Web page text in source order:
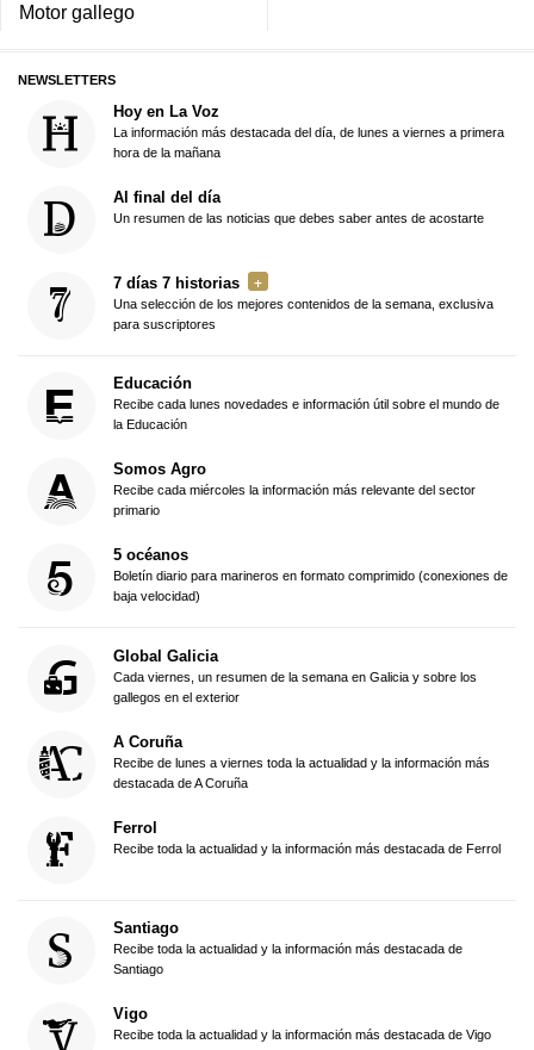
Motor gallego
NEWSLETTERS
Hoy en La Voz
La información más destacada del día, de lunes a viernes a primera
hora de la mañana
Al final del día
Un resumen de las noticias que debes saber antes de acostarte
7 días 7 historias
Una selección de los mejores contenidos de la semana, exclusiva
para suscriptores
Educación
Recibe cada lunes novedades e información útil sobre el mundo de
la Educación
Somos Agro
Recibe cada miércoles la información más relevante del sector
primario
5 océanos
Boletín diario para marineros en formato comprimido (conexiones de
baja velocidad)
Global Galicia
Cada viernes, un resumen de la semana en Galicia y sobre los
gallegos en el exterior
A Coruña
Recibe de lunes a viernes toda la actualidad y la información más
destacada de A Coruña
Ferrol
Recibe toda la actualidad y la información más destacada de Ferrol
Santiago
Recibe toda la actualidad y la información más destacada de
Santiago
Vigo
Recibe toda la actualidad y la información más destacada de Vigo